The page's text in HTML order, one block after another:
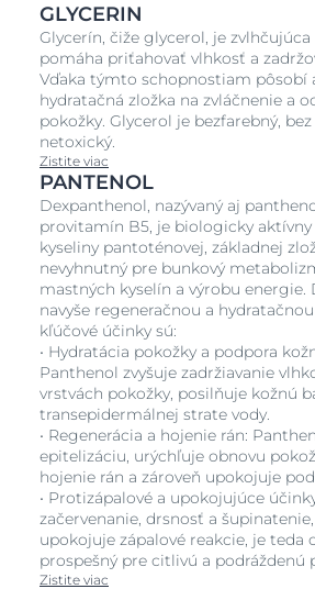
GLYCERIN
Glycerín, čiže glycerol, je
pomáha priťahovať vlhkosť a
Vďaka týmto schopnostiam pôsobí
hydratačná zložka na zvláčnenie a
pokožky. Glycerol je bezfarebný,
netoxický.
Zistite viac
PANTENOL
Dexpanthenol, nazývaný aj
provitamín B5, je biologicky
kyseliny pantoténovej, základnej
nevyhnutný pre bunkový
mastných kyselín a výrobu energie.
navyše regeneračnou a
kľúčové účinky sú:
• Hydratácia pokožky a podpora
Panthenol zvyšuje zadržiavanie
vrstvách pokožky, posilňuje kožnú
transepidermálnej strate vody.
• Regenerácia a hojenie rán:
epitelizáciu, urýchľuje obnovu
hojenie rán a zároveň upokojuje
• Protizápalové a upokojujúce
začervenanie, drsnosť a
upokojuje zápalové reakcie, je teda
prospešný pre citlivú a podráždenú
Zistite viac